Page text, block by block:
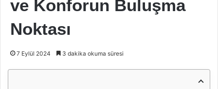
ve Konforun Buluşma
Noktası
7 Eylül 2024 3 dakika okuma süresi